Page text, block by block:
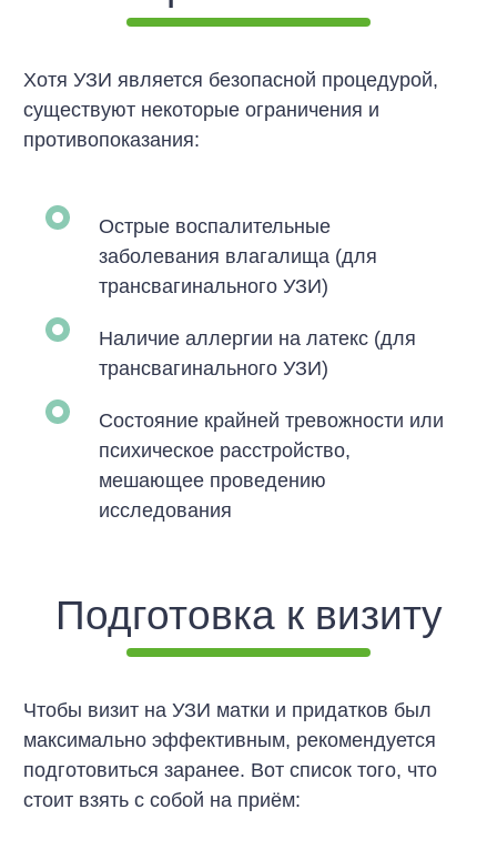
Хотя УЗИ является безопасной процедурой,
существуют некоторые ограничения и
противопоказания:
Острые воспалительные
заболевания влагалища (для
трансвагинального УЗИ)
Наличие аллергии на латекс (для
трансвагинального УЗИ)
Состояние крайней тревожности или
психическое расстройство,
мешающее проведению
исследования
Подготовка к визиту
Чтобы визит на УЗИ матки и придатков был
максимально эффективным, рекомендуется
подготовиться заранее. Вот список того, что
стоит взять с собой на приём: